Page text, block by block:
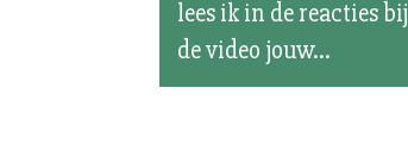
lees ik in de reacties bij
de video jouw...